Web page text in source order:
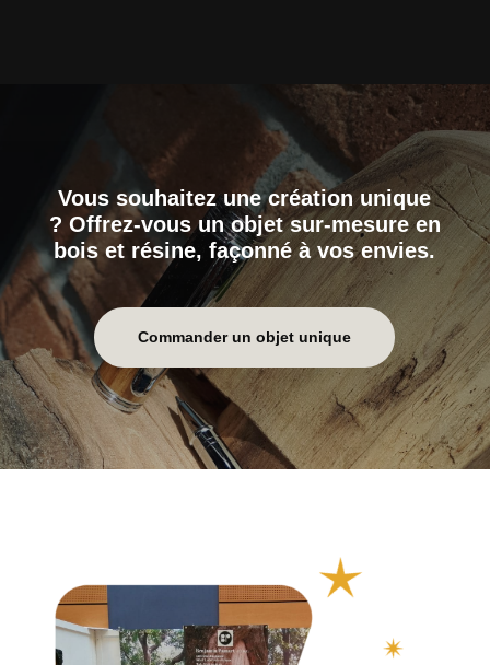
Vous souhaitez une création unique
? Offrez-vous un objet sur-mesure en
bois et résine, façonné à vos envies.
Commander un objet unique